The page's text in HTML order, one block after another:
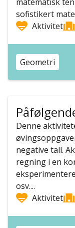
sofistikert
Aktivitet
Geometri
Denne
negative tall.
regning i en
osv....
Aktivitet